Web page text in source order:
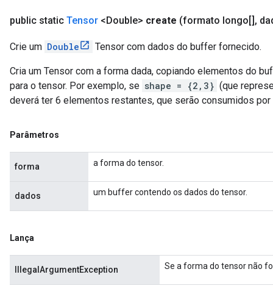
public static Tensor <Double> create (formato longo[] ,
Crie um Double Tensor com dados do buffer fornecido.
Cria um Tensor com a forma dada, copiando elementos do
para o tensor. Por exemplo, se shape = {2,3} (que
deverá ter 6 elementos restantes, que serão consumidos
Parâmetros
forma a forma do tensor.
dados um buffer contendo os dados do tensor.
Lança
IllegalArgumentException Se a forma do tensor não